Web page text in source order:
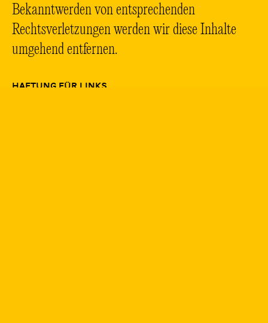
Bekanntwerden von entsprechenden
Rechtsverletzungen werden wir diese Inhalte
umgehend entfernen.
HAFTUNG FÜR LINKS